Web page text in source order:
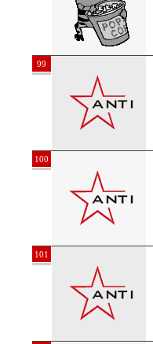
99
100
101